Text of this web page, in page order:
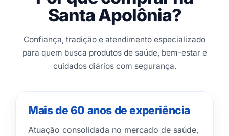
Santa Apolônia?
Confiança, tradição e atendimento especializado
para quem busca produtos de saúde, bem-estar e
cuidados diários com segurança.
Mais de 60 anos de experiência
Atuação consolidada no mercado de saúde,